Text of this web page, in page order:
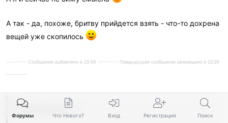
А так - да, похоже, бритву прийдется взять - что-то дохрена
вещей уже скопилось
---------- Сообщение добавлено в 22:36 ---------- Предыдущее сообщение размещено в 22:29
----------
ЁФФ написал(а):
Форумы Что Нового? Вход Регистрация Поиск